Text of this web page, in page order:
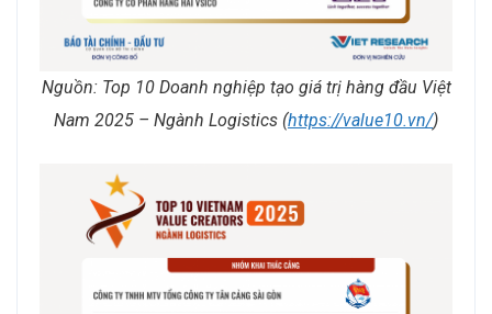
Nguồn: Top 10 Doanh nghiệp tạo giá trị hàng đầu Việt
Nam 2025 – Ngành Logistics (https://value10.vn/)